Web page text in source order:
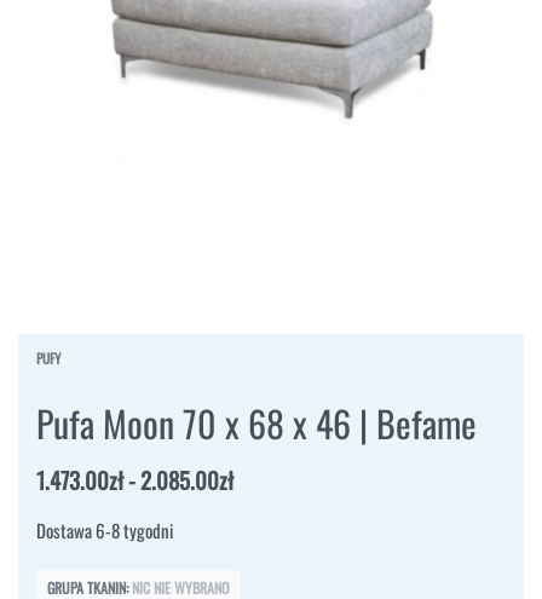
PUFY
Pufa Moon 70 x 68 x 46 | Befame
1.473.00zł 2.085.00zł
Dostawa 6-8 tygodni
GRUPA TKANIN: NIC NIE WYBRANO